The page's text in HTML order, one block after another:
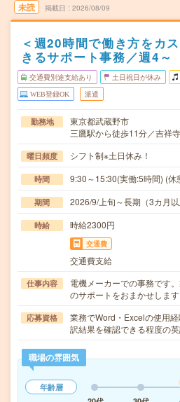
未読 掲載日 2026/08/09
＜週20時間で働き方をカ
きるサポート事務／週4～
交通費別途支給あり 土日祝日が休み
WEB登録OK 派遣
勤務地
東京都武蔵野市
三鷹駅から徒歩11分／吉祥
曜日頻度 シフト制※土日休み！
時間 9:30～15:30(実働:5時間) (
期間 2026/9/上旬～長期（3カ月
時給 時給2300円
交通費
交通費支給
仕事内容
電機メーカーでの事務です
のサポートをおまかせしま
応募資格
業務でWord・Excelの使用
訳結果を確認できる程度の
職場の雰囲気
年齢層